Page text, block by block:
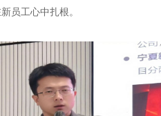
员工心中扎根。